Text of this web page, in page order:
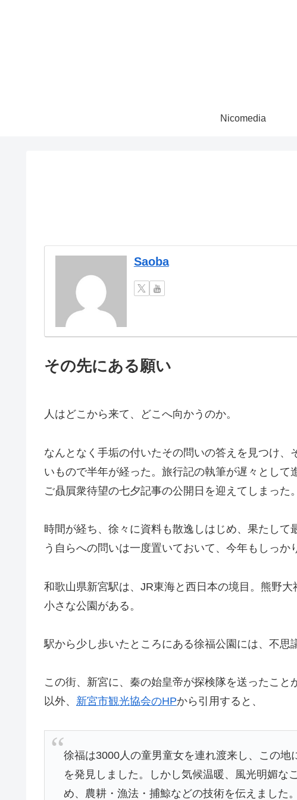
Nicomedia
Saoba
その先にある願い
人はどこから来て、どこへ向かうのか。
なんとなく手垢の付いたその問いの答えを見つけ
いもので半年が経った。旅行記の執筆が遅々として
ご贔屓衆待望の七夕記事の公開日を迎えてしまった。
時間が経ち、徐々に資料も散逸しはじめ、果たし
う自らへの問いは一度置いておいて、今年もしっか
和歌山県新宮駅は、JR東海と西日本の境目。熊野
小さな公園がある。
駅から少し歩いたところにある徐福公園には、不思
この街、新宮に、秦の始皇帝が探検隊を送ったこと
以外、 新宮市観光協会のHPから引用すると、
徐福は3000人の童男童女を連れ渡来し、この地
を発見しました。しかし気候温暖、風光明媚な
め、農耕・漁法・捕鯨などの技術を伝えました。